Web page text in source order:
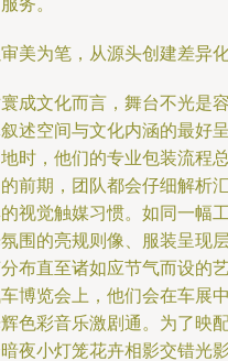
务。
美为笔，从源头创建差异
成文化而言，舞台不光是
述空间与文化内涵的最好
时，他们的专业包装流程
前期，团队都会仔细解析
视觉触媒习惯。如同一幅
围的亮规则像、服装呈现
布直至诸如应节气而设的
博览会上，他们会在车展
色彩音乐激剧通。为了映
夜小灯笼花卉相影交错光